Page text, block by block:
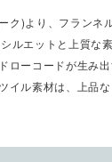
ク)より、フラン
ルエットと上質な
ローコードが生み
イル素材は、上品